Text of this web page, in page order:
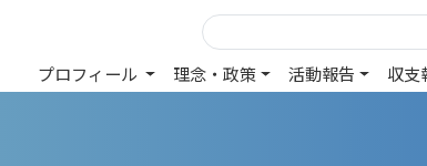
プロフィール 理念・政策 活動報告 収支